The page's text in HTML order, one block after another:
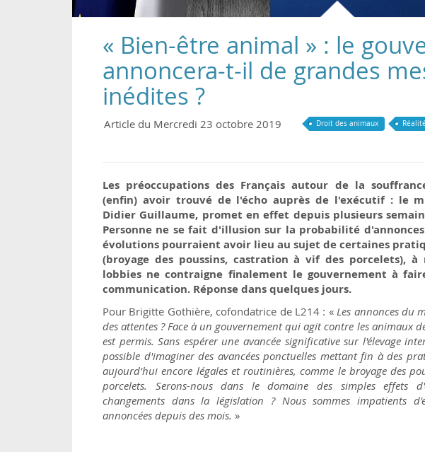
« Bien-être animal » : le
annoncera-t-il de grandes
inédites ?
Article du Mercredi 23 octobre 2019 Droit des animaux
Les préoccupations des Français autour de la
(enfin) avoir trouvé de l'écho auprès de l'exécutif : le
Didier Guillaume, promet en effet depuis plusieurs
Personne ne se fait d'illusion sur la probabilité
évolutions pourraient avoir lieu au sujet de certaines
(broyage des poussins, castration à vif des porcelets),
lobbies ne contraigne finalement le gouvernement à
communication. Réponse dans quelques jours.
Pour Brigitte Gothière, cofondatrice de L214 : « Les annonces du
des attentes ? Face à un gouvernement qui agit contre les animaux
est permis. Sans espérer une avancée significative sur l'élevage
possible d'imaginer des avancées ponctuelles mettant fin à des
aujourd'hui encore légales et routinières, comme le broyage des
porcelets. Serons-nous dans le domaine des simples effets
changements dans la législation ? Nous sommes impatients
annoncées depuis des mois. »